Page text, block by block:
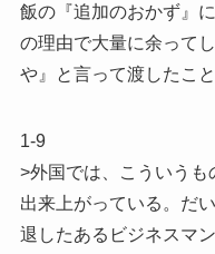
飯の『追加のおかず』
の理由で大量に余って
や』と言って渡したこ
1-9
>外国では、こういう
出来上がっている。だ
退したあるビジネスマ